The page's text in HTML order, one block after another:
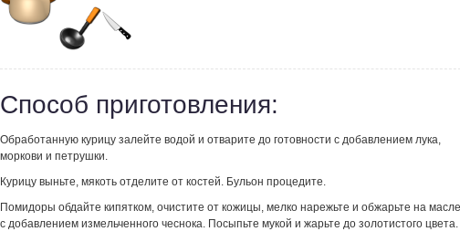
Способ приготовления:
Обработанную курицу залейте водой и отварите до готовности с добавлением лука,
моркови и петрушки.
Курицу выньте, мякоть отделите от костей. Бульон процедите.
Помидоры обдайте кипятком, очистите от кожицы, мелко нарежьте и обжарьте на масле
с добавлением измельченного чеснока. Посыпьте мукой и жарьте до золотистого цвета.